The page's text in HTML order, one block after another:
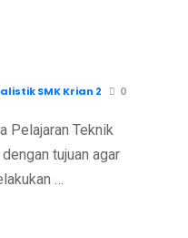
SMK Krian 2 0
Pelajaran Teknik
tujuan agar
…